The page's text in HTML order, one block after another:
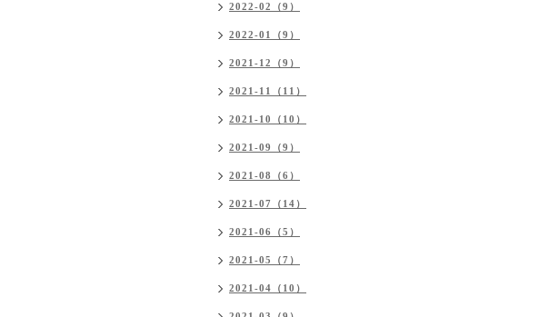
2022-02（9）
2022-01（9）
2021-12（9）
2021-11（11）
2021-10（10）
2021-09（9）
2021-08（6）
2021-07（14）
2021-06（5）
2021-05（7）
2021-04（10）